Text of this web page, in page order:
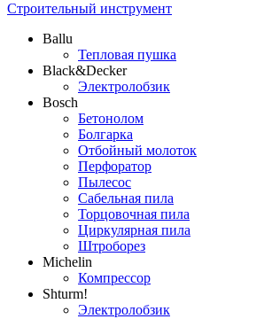
Строительный инструмент
Ballu
Тепловая пушка
Black&Decker
Электролобзик
Bosch
Бетонолом
Болгарка
Отбойный молоток
Перфоратор
Пылесос
Сабельная пила
Торцовочная пила
Циркулярная пила
Штроборез
Michelin
Компрессор
Shturm!
Электролобзик